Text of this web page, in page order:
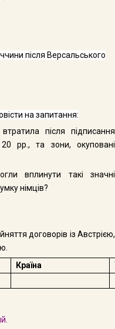
після Версальського
на запитання:
після підписання
рр., та зони, окуповані
вплинути такі значні
німців?
договорів із Австрією,
Країна